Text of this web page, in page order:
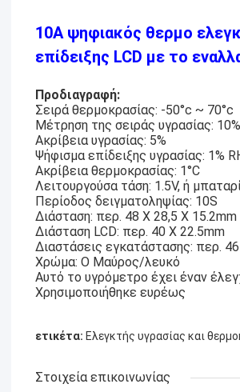
10A ψηφιακός θερμο
επίδειξης LCD με το
Προδιαγραφή:
Σειρά θερμοκρασίας: -50°c ~ 70°c
Μέτρηση της σειράς υγρασίας:
Ακρίβεια υγρασίας: 5%
Ψήφισμα επίδειξης υγρασίας: 1%
Ακρίβεια θερμοκρασίας: 1°C
Λειτουργούσα τάση: 1.5V, ή
Περίοδος δειγματοληψίας: 10S
Διάσταση: περ. 48 X 28,5 X 15.2mm
Διάσταση LCD: περ. 40 X 22.5mm
Διαστάσεις εγκατάστασης: περ.
Χρώμα: Ο Μαύρος/λευκό
Αυτό το υγρόμετρο έχει έναν
Χρησιμοποιήθηκε ευρέως
ετικέτα: Ελεγκτής υγρασίας και
Στοιχεία επικοινωνίας